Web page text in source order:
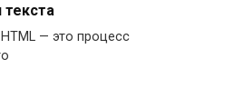
— это процесс